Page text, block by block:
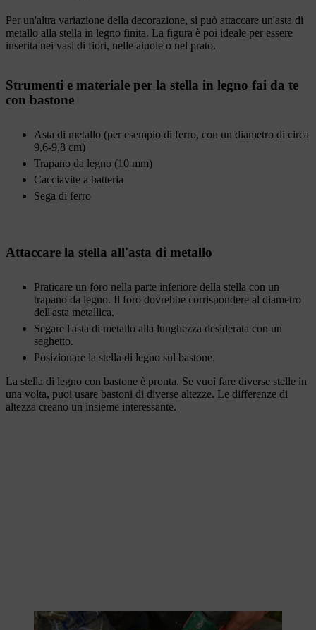
Per un'altra variazione della decorazione, si può attaccare un'asta di
metallo alla stella in legno finita. La figura è poi ideale per essere
inserita nei vasi di fiori, nelle aiuole o nel prato.
Strumenti e materiale per la stella in legno fai da te
con bastone
Asta di metallo (per esempio di ferro, con un diametro di circa
9,6-9,8 cm)
Trapano da legno (10 mm)
Cacciavite a batteria
Sega di ferro
Attaccare la stella all'asta di metallo
Praticare un foro nella parte inferiore della stella con un
trapano da legno. Il foro dovrebbe corrispondere al diametro
dell'asta metallica.
Segare l'asta di metallo alla lunghezza desiderata con un
seghetto.
Posizionare la stella di legno sul bastone.
La stella di legno con bastone è pronta. Se vuoi fare diverse stelle in
una volta, puoi usare bastoni di diverse altezze. Le differenze di
altezza creano un insieme interessante.